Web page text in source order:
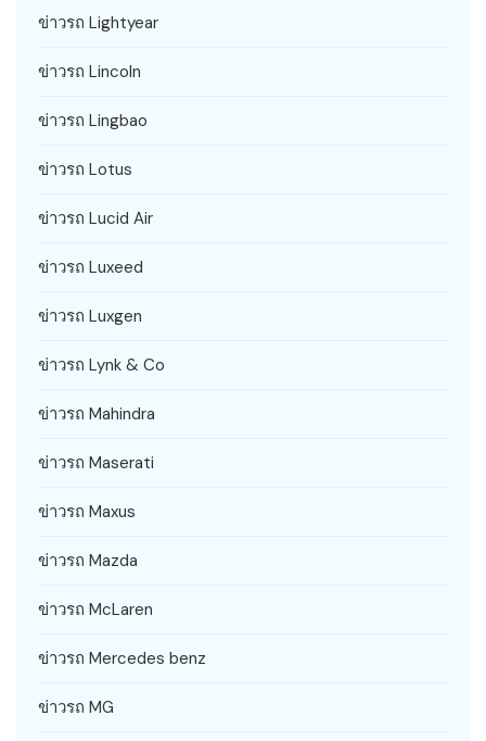
ข่าวรถ Lightyear
ข่าวรถ Lincoln
ข่าวรถ Lingbao
ข่าวรถ Lotus
ข่าวรถ Lucid Air
ข่าวรถ Luxeed
ข่าวรถ Luxgen
ข่าวรถ Lynk & Co
ข่าวรถ Mahindra
ข่าวรถ Maserati
ข่าวรถ Maxus
ข่าวรถ Mazda
ข่าวรถ McLaren
ข่าวรถ Mercedes benz
ข่าวรถ MG